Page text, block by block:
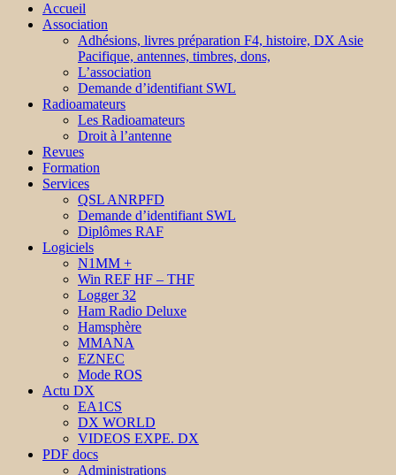
Accueil
Association
Adhésions, livres préparation F4, histoire, DX Asie
Pacifique, antennes, timbres, dons,
L’association
Demande d’identifiant SWL
Radioamateurs
Les Radioamateurs
Droit à l’antenne
Revues
Formation
Services
QSL ANRPFD
Demande d’identifiant SWL
Diplômes RAF
Logiciels
N1MM +
Win REF HF – THF
Logger 32
Ham Radio Deluxe
Hamsphère
MMANA
EZNEC
Mode ROS
Actu DX
EA1CS
DX WORLD
VIDEOS EXPE. DX
PDF docs
Administrations